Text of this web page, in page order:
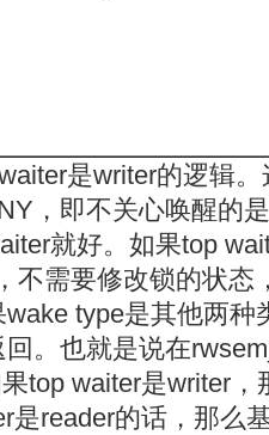
是writer的逻辑
，即不关心唤醒的
就好。如果top
不需要修改锁的状态
type是其他两种
。也就是说在
top waiter是writer
是reader的话，那么